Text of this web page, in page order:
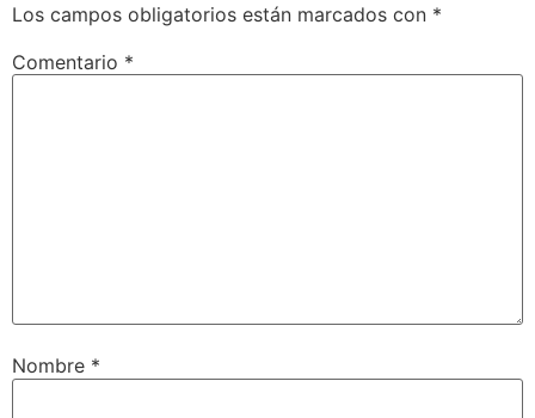
Los campos obligatorios están marcados con *
Comentario *
Nombre *